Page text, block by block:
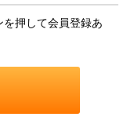
押して会員登録あ